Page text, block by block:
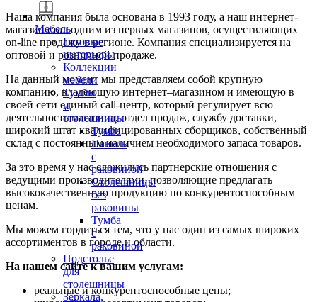
Мебель
Готовые
интерьеры
Коллекции
мебели
Тумбы
и
столешницы
Тумба
Панель
с
раковиной
Столешницы
без
раковины
Тумба
с
раковиной
Подстолье
для
столешницы
Зеркала,
Наша компания была основана в 1993 году, а наш интернет-
магазин стал одним из первых магазинов, осуществляющих
on-line продажу в регионе. Компания специализируется на
оптовой и розничной продаже.
На данный момент мы представляем собой крупную
компанию, владеющую интернет–магазином и имеющую в
своей сети единый call-центр, который регулирует всю
деятельность магазина, отдел продаж, службу доставки,
широкий штат квалифицированных сборщиков, собственный
склад c постоянным наличием необходимого запаса товаров.
За это время у нас сложились партнерские отношения с
ведущими производителями, позволяющие предлагать
высококачественную продукцию по конкурентоспособным
ценам.
Мы можем гордиться тем, что у нас один из самых широких
ассортиментов в городе и области.
На нашем сайте к вашим услугам:
реальные и конкурентоспособные цены;